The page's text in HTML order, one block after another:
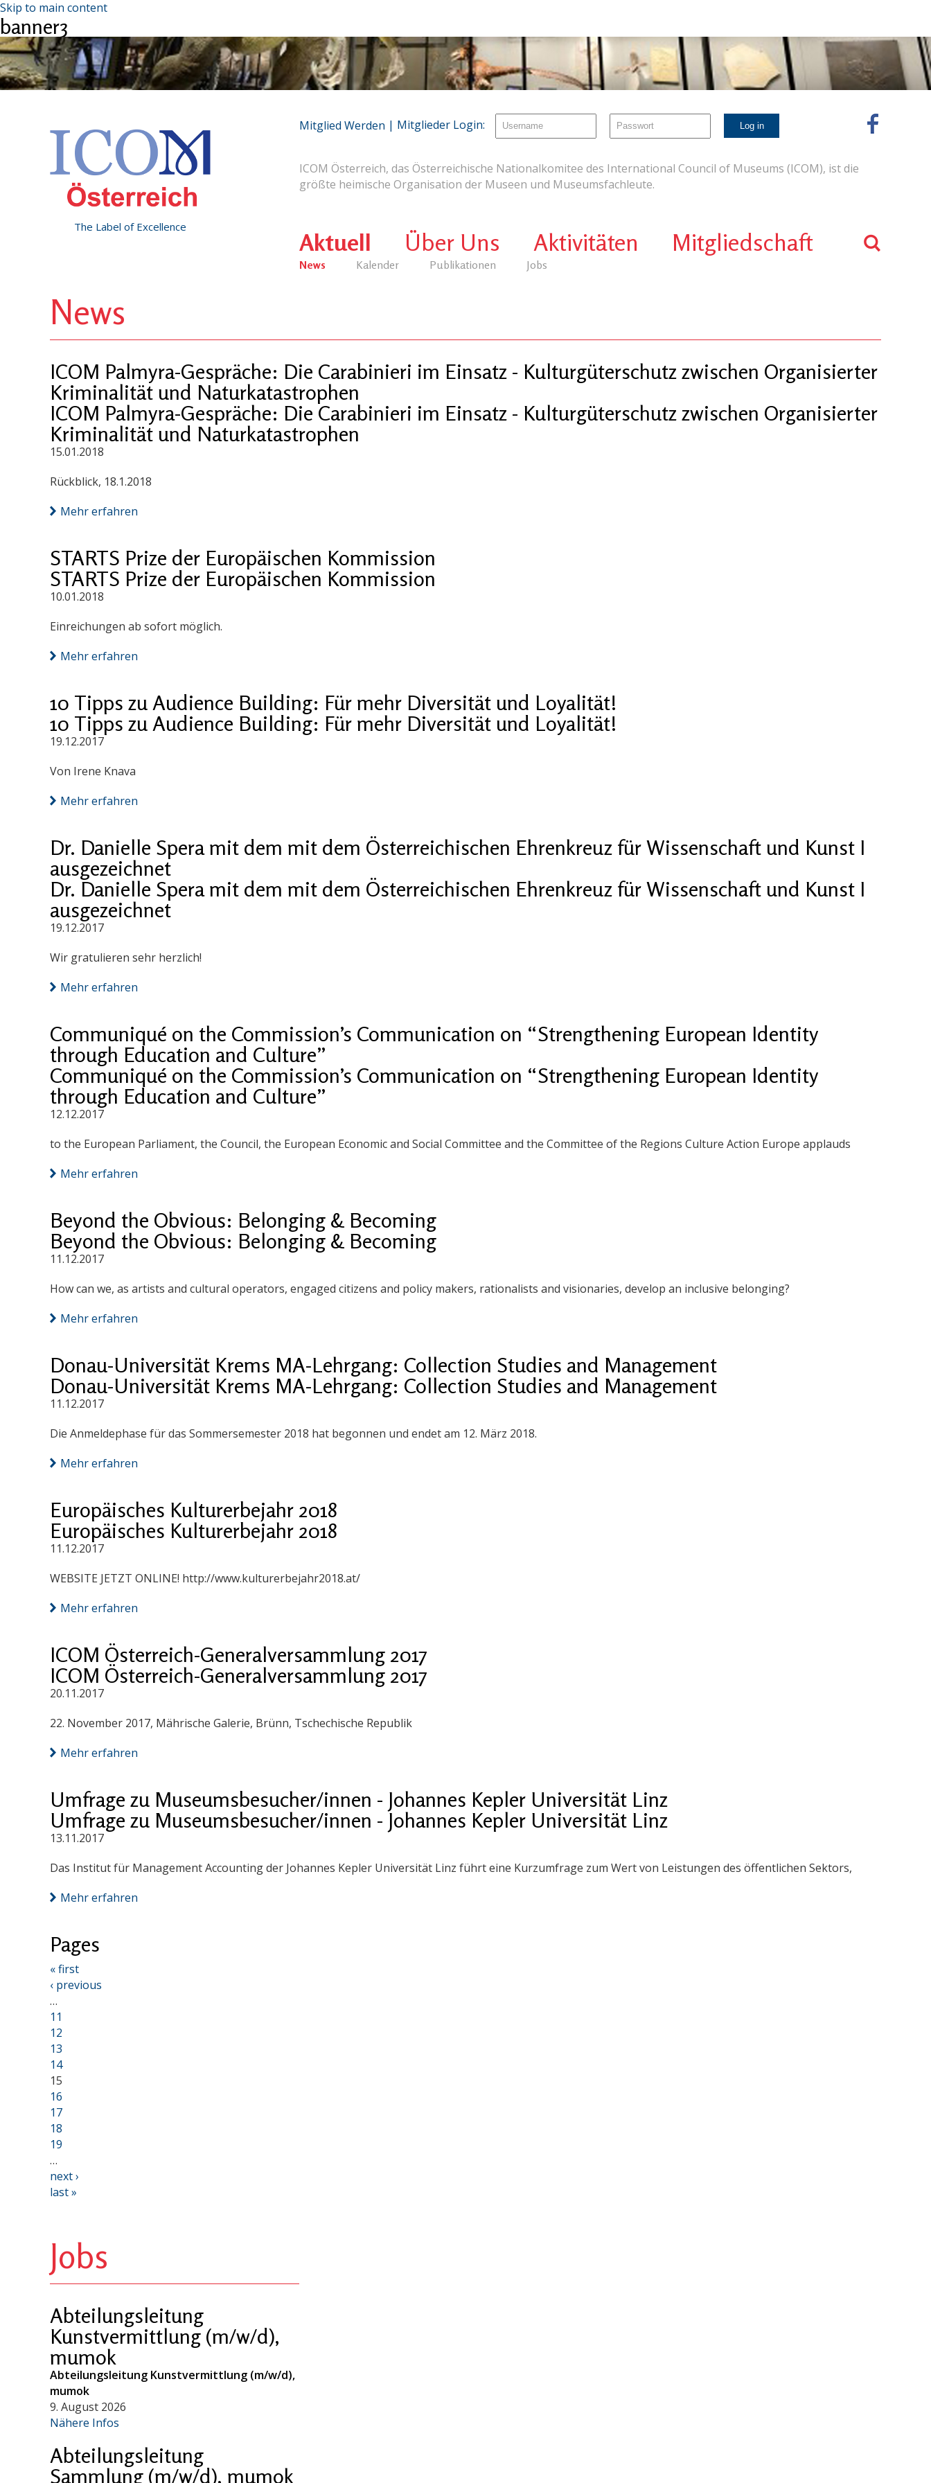
Skip to main content
banner3
The Label of Excellence
ICOM Österreich, das Österreichische Nationalkomitee des International Council of Museums (ICOM), ist die
größte heimische Organisation der Museen und Museumsfachleute.
Aktuell
News Kalender Publikationen Jobs
Über Uns Aktivitäten Mitgliedschaft
Mitglied Werden | Mitglieder Login:
News
ICOM Palmyra-Gespräche: Die Carabinieri im Einsatz - Kulturgüterschutz zwischen Organisierter
Kriminalität und Naturkatastrophen
ICOM Palmyra-Gespräche: Die Carabinieri im Einsatz - Kulturgüterschutz zwischen Organisierter
Kriminalität und Naturkatastrophen
15.01.2018
Rückblick, 18.1.2018
Mehr erfahren
STARTS Prize der Europäischen Kommission
STARTS Prize der Europäischen Kommission
10.01.2018
Einreichungen ab sofort möglich.
Mehr erfahren
10 Tipps zu Audience Building: Für mehr Diversität und Loyalität!
10 Tipps zu Audience Building: Für mehr Diversität und Loyalität!
19.12.2017
Von Irene Knava
Mehr erfahren
Dr. Danielle Spera mit dem mit dem Österreichischen Ehrenkreuz für Wissenschaft und Kunst I
ausgezeichnet
Dr. Danielle Spera mit dem mit dem Österreichischen Ehrenkreuz für Wissenschaft und Kunst I
ausgezeichnet
19.12.2017
Wir gratulieren sehr herzlich!
Mehr erfahren
Communiqué on the Commission’s Communication on “Strengthening European Identity
through Education and Culture”
Communiqué on the Commission’s Communication on “Strengthening European Identity
through Education and Culture”
12.12.2017
to the European Parliament, the Council, the European Economic and Social Committee and the Committee of the Regions Culture Action Europe applauds
Mehr erfahren
Beyond the Obvious: Belonging & Becoming
Beyond the Obvious: Belonging & Becoming
11.12.2017
How can we, as artists and cultural operators, engaged citizens and policy makers, rationalists and visionaries, develop an inclusive belonging?
Mehr erfahren
Donau-Universität Krems MA-Lehrgang: Collection Studies and Management
Donau-Universität Krems MA-Lehrgang: Collection Studies and Management
11.12.2017
Die Anmeldephase für das Sommersemester 2018 hat begonnen und endet am 12. März 2018.
Mehr erfahren
Europäisches Kulturerbejahr 2018
Europäisches Kulturerbejahr 2018
11.12.2017
WEBSITE JETZT ONLINE! http://www.kulturerbejahr2018.at/
Mehr erfahren
ICOM Österreich-Generalversammlung 2017
ICOM Österreich-Generalversammlung 2017
20.11.2017
22. November 2017, Mährische Galerie, Brünn, Tschechische Republik
Mehr erfahren
Umfrage zu Museumsbesucher/innen - Johannes Kepler Universität Linz
Umfrage zu Museumsbesucher/innen - Johannes Kepler Universität Linz
13.11.2017
Das Institut für Management Accounting der Johannes Kepler Universität Linz führt eine Kurzumfrage zum Wert von Leistungen des öffentlichen Sektors,
Mehr erfahren
Pages
« first
‹ previous
…
11
12
13
14
15
16
17
18
19
…
next ›
last »
Jobs
Abteilungsleitung
Kunstvermittlung (m/w/d),
mumok
Abteilungsleitung Kunstvermittlung (m/w/d),
mumok
9. August 2026
Nähere Infos
Abteilungsleitung
Sammlung (m/w/d), mumok